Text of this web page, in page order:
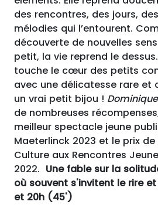
des rencontres, des jours,
mélodies qui l’entourent.
découverte de nouvelles
petit, la vie reprend le
touche le cœur des petits
avec une délicatesse rare et
un vrai petit bijou !
de nombreuses
meilleur spectacle jeune
Maeterlinck 2023 et le prix
Culture aux Rencontres
2022. Une fable sur la
où souvent s'invitent le rire et
et 20h (45')